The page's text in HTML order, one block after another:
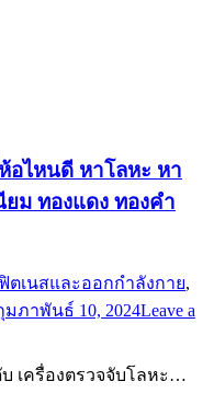
อไหนดี หาโลหะ หา
ม ทองแดง ทองคำ
เนสและออกกำลังกาย,
มภาพันธ์ 10, 2024Leave a
เครื่องตรวจจับโลหะ…